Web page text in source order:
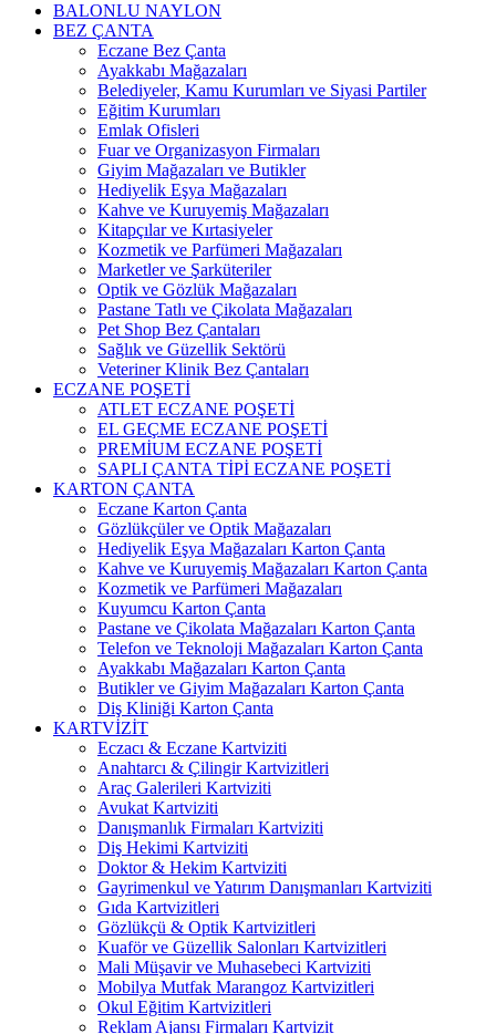
BALONLU NAYLON
BEZ ÇANTA
Eczane Bez Çanta
Ayakkabı Mağazaları
Belediyeler, Kamu Kurumları ve Siyasi Partiler
Eğitim Kurumları
Emlak Ofisleri
Fuar ve Organizasyon Firmaları
Giyim Mağazaları ve Butikler
Hediyelik Eşya Mağazaları
Kahve ve Kuruyemiş Mağazaları
Kitapçılar ve Kırtasiyeler
Kozmetik ve Parfümeri Mağazaları
Marketler ve Şarküteriler
Optik ve Gözlük Mağazaları
Pastane Tatlı ve Çikolata Mağazaları
Pet Shop Bez Çantaları
Sağlık ve Güzellik Sektörü
Veteriner Klinik Bez Çantaları
ECZANE POŞETİ
ATLET ECZANE POŞETİ
EL GEÇME ECZANE POŞETİ
PREMİUM ECZANE POŞETİ
SAPLI ÇANTA TİPİ ECZANE POŞETİ
KARTON ÇANTA
Eczane Karton Çanta
Gözlükçüler ve Optik Mağazaları
Hediyelik Eşya Mağazaları Karton Çanta
Kahve ve Kuruyemiş Mağazaları Karton Çanta
Kozmetik ve Parfümeri Mağazaları
Kuyumcu Karton Çanta
Pastane ve Çikolata Mağazaları Karton Çanta
Telefon ve Teknoloji Mağazaları Karton Çanta
Ayakkabı Mağazaları Karton Çanta
Butikler ve Giyim Mağazaları Karton Çanta
Diş Kliniği Karton Çanta
KARTVİZİT
Eczacı & Eczane Kartviziti
Anahtarcı & Çilingir Kartvizitleri
Araç Galerileri Kartviziti
Avukat Kartviziti
Danışmanlık Firmaları Kartviziti
Diş Hekimi Kartviziti
Doktor & Hekim Kartviziti
Gayrimenkul ve Yatırım Danışmanları Kartviziti
Gıda Kartvizitleri
Gözlükçü & Optik Kartvizitleri
Kuaför ve Güzellik Salonları Kartvizitleri
Mali Müşavir ve Muhasebeci Kartviziti
Mobilya Mutfak Marangoz Kartvizitleri
Okul Eğitim Kartvizitleri
Reklam Ajansı Firmaları Kartvizit